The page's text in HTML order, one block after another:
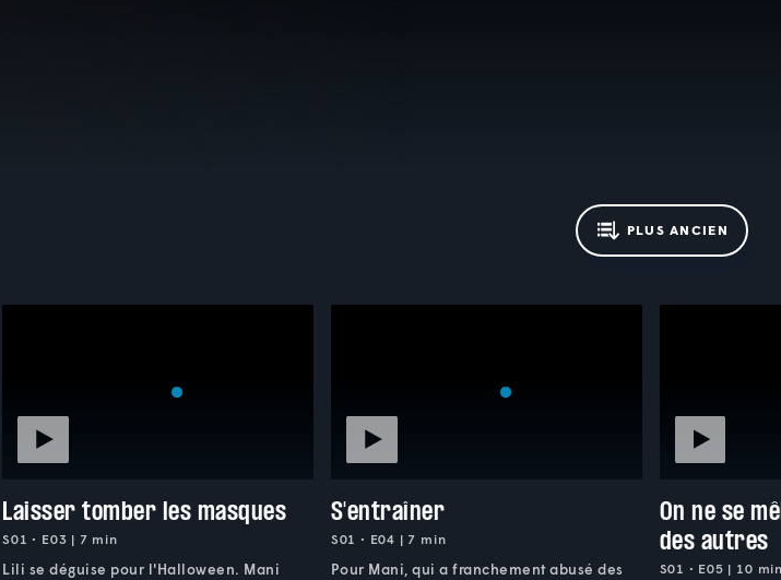
PLUS ANCIEN
Laisser tomber les masques
S01 • E03 | 7 min
Lili se déguise pour l'Halloween. Mani
S'entraîner
S01 • E04 | 7 min
Pour Mani, qui a franchement abusé des
On ne se
des autres
S01 • E05 | 10